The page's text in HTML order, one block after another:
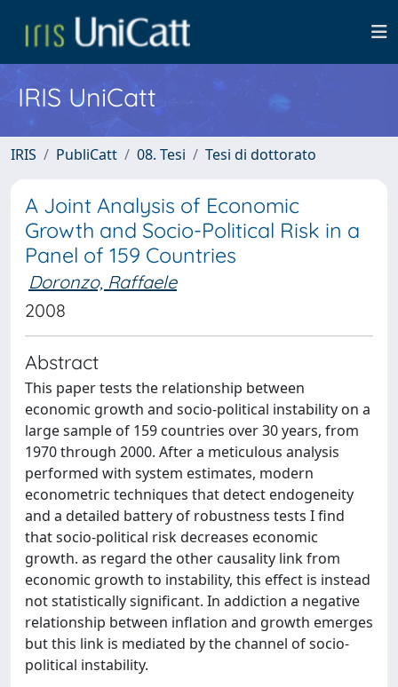
IRIS UniCatt
IRIS PubliCatt 08. Tesi Tesi di dottorato
A Joint Analysis of Economic
Growth and Socio-Political Risk in a
Panel of 159 Countries
Doronzo, Raffaele
2008
Abstract
This paper tests the relationship between
economic growth and socio-political instability on a
large sample of 159 countries over 30 years, from
1970 through 2000. After a meticulous analysis
performed with system estimates, modern
econometric techniques that detect endogeneity
and a detailed battery of robustness tests I find
that socio-political risk decreases economic
growth. as regard the other causality link from
economic growth to instability, this effect is instead
not statistically significant. In addiction a negative
relationship between inflation and growth emerges
but this link is mediated by the channel of socio-
political instability.